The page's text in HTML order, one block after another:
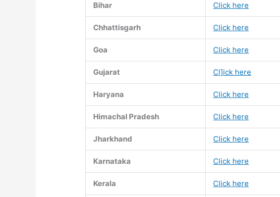
Bihar Click here
Chhattisgarh Click here
Goa Click here
Gujarat Cl]ick here
Haryana Click here
Himachal Pradesh Click here
Jharkhand Click here
Karnataka Click here
Kerala Click here